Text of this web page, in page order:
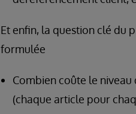
Et enfin, la question clé du
formulée
Combien coûte le
(chaque article pour